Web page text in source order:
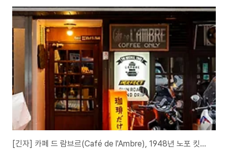
0061업종 : 야키토리 이자카야*가격 정보는 방문 당시 기준 / 변동 가능야키
토리에 솥밥, 생맥주 한 잔 자리에 앉으니 QR코드가 붙은 메뉴판이 나온다. 요
즘 도쿄 이자카야는 이렇게 스마트폰으로 메뉴를 스캔하는 곳이 많아졌다. 시
원한 생맥주 두 잔부터. 첫날 종일 걸은 다리가 이 한 모금에 ..
[긴자] 카페 드 람브르(Café de l'Ambre), 1948년 노포 킷사텐